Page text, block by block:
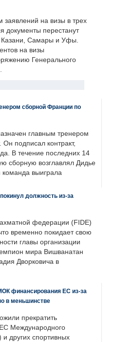
заявлений на визы в трех
документы перестанут
Казани, Самары и Уфы.
на визы
Генерального
сборной Франции по
главным тренером
подписал контракт,
В течение последних 14
сборную возглавлял Дидье
выиграла
должность из-за
федерации (FIDE)
временно покидает свою
главы организации
мира Вишванатан
Дворковича в
финансирования ЕС из-за
в меньшинстве
прекратить
Международного
других спортивных